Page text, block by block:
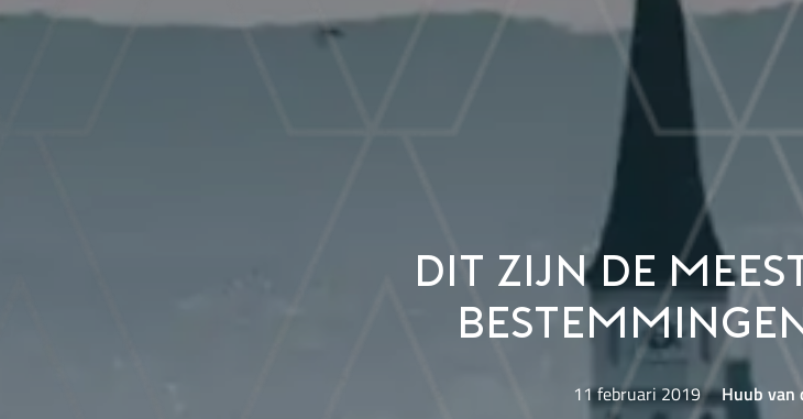
Dit zijn de
11 februari 2019 Huub van